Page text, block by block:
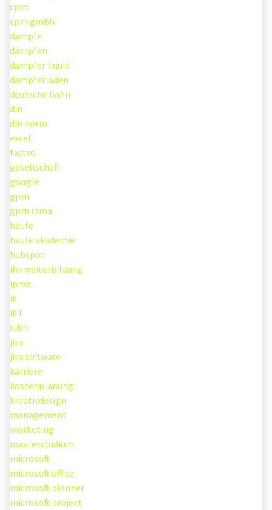
cpm
cpm gmbh
dampfe
dampfen
dampfer liquid
dampferladen
deutsche bahn
din
din norm
excel
factro
gesellschaft
google
gpm
gpm ipma
haufe
haufe akademie
hubspot
ihk weiterbildung
ipma
it
itil
iubh
jira
jira software
karriere
kostenplanung
kreativdesign
management
marketing
masterstudium
microsoft
microsoft office
microsoft planner
microsoft project